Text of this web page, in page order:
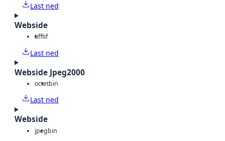
Last ned
Webside
tifftif
Last ned
Webside Jpeg2000
octetbin
Last ned
Webside
jpegbin